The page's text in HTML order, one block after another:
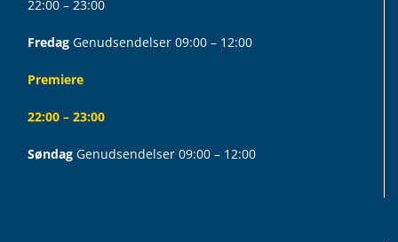
22:00 – 23:00
Fredag Genudsendelser 09:00 – 12:00
Premiere
22:00 – 23:00
Søndag Genudsendelser 09:00 – 12:00